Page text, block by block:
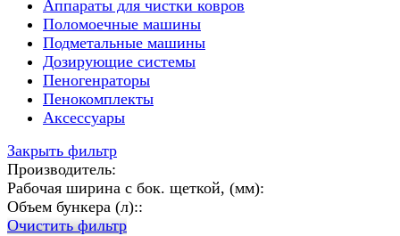
Аппараты для чистки ковров
Поломоечные машины
Подметальные машины
Дозирующие системы
Пеногенраторы
Пенокомплекты
Аксессуары
Закрыть фильтр
Производитель:
Рабочая ширина с бок. щеткой, (мм):
Объем бункера (л)::
Очистить фильтр